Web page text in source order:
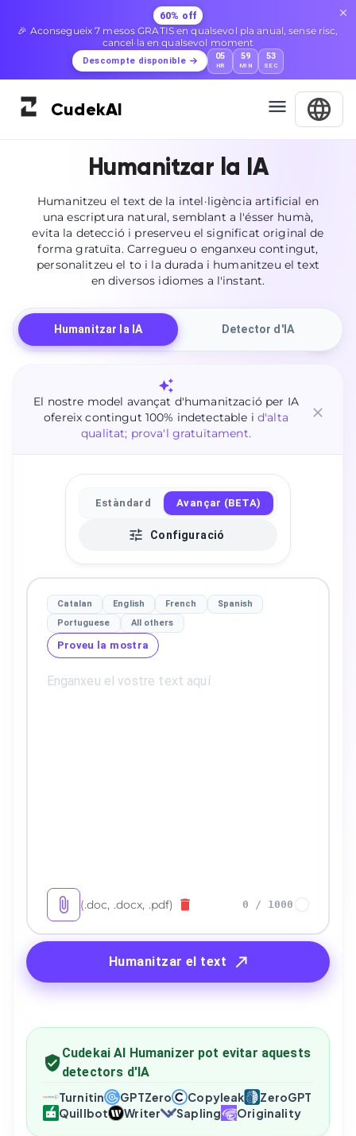
60% off
🎉 Aconsegueix 7 mesos GRATIS en qualsevol pla anual, sense risc,
cancel·la en qualsevol moment
Descompte disponible 05
HR
59
MIN
52
SEC
CudekAI
Humanitzar la IA
Humanitzeu el text de la intel·ligència artificial en
una escriptura natural, semblant a l'ésser humà,
evita la detecció i preserveu el significat original de
forma gratuïta. Carregueu o enganxeu contingut,
personalitzeu el to i la durada i humanitzeu el text
en diversos idiomes a l'instant.
Humanitzar la IA Detector d'IA
El nostre model avançat d'humanització per IA
ofereix contingut 100% indetectable i d'alta
qualitat; prova'l gratuïtament.
Estàndard Avançar (BETA)
Configuració
Catalan English French
Spanish
Portuguese
All others
Proveu la mostra
(.doc, .docx, .pdf) 0 / 1000
Humanitzar el text
Cudekai AI Humanizer pot evitar aquests
detectors d'IA
Turnitin GPTZero Copyleak
ZeroGPT
Quillbot
Writer Sapling Originality